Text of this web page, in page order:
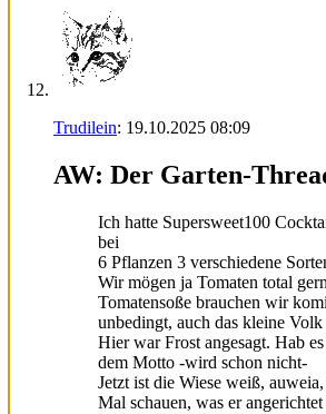
Trudilein: 19.10.2025 08:09
AW: Der Garten-
Ich hatte Supersweet100
bei
6 Pflanzen 3 verschiedene
Wir mögen ja Tomaten total
Tomatensoße brauchen wir
unbedingt, auch das kleine
Hier war Frost angesagt. Hab
dem Motto -wird schon nicht-
Jetzt ist die Wiese weiß, auweia,
Mal schauen, was er angerichtet